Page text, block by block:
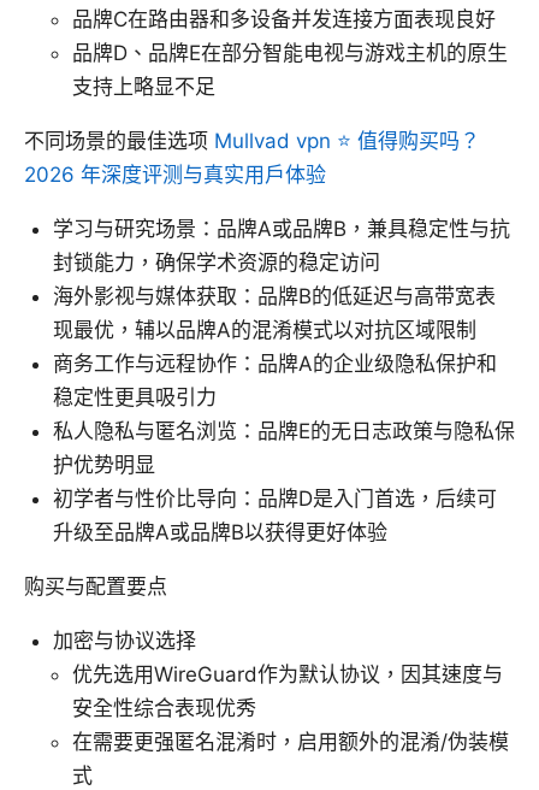
品牌C在路由器和多设备并发连接方面表现良好
品牌D、品牌E在部分智能电视与游戏主机的原生
支持上略显不足
不同场景的最佳选项 Mullvad vpn ⭐ 值得购买吗？
2026 年深度评测与真实用户体验
学习与研究场景：品牌A或品牌B，兼具稳定性与抗
封锁能力，确保学术资源的稳定访问
海外影视与媒体获取：品牌B的低延迟与高带宽表
现最优，辅以品牌A的混淆模式以对抗区域限制
商务工作与远程协作：品牌A的企业级隐私保护和
稳定性更具吸引力
私人隐私与匿名浏览：品牌E的无日志政策与隐私保
护优势明显
初学者与性价比导向：品牌D是入门首选，后续可
升级至品牌A或品牌B以获得更好体验
购买与配置要点
加密与协议选择
优先选用WireGuard作为默认协议，因其速度与
安全性综合表现优秀
在需要更强匿名混淆时，启用额外的混淆/伪装模
式